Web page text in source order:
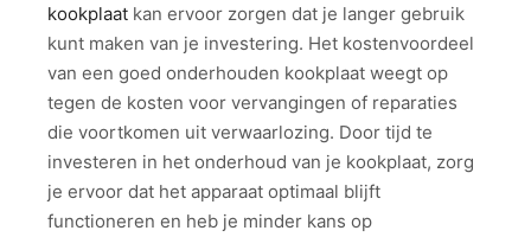
kookplaat kan ervoor zorgen dat je langer gebruik
kunt maken van je investering. Het kostenvoordeel
van een goed onderhouden kookplaat weegt op
tegen de kosten voor vervangingen of reparaties
die voortkomen uit verwaarlozing. Door tijd te
investeren in het onderhoud van je kookplaat, zorg
je ervoor dat het apparaat optimaal blijft
functioneren en heb je minder kans op